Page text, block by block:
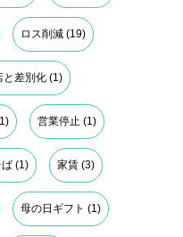
ロス削減 (19)
と差別化 (1)
営業停止 (1)
(1) 家賃 (3)
母の日ギフト (1)